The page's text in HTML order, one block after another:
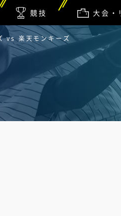
競技 大会・
vs 楽天モンキーズ